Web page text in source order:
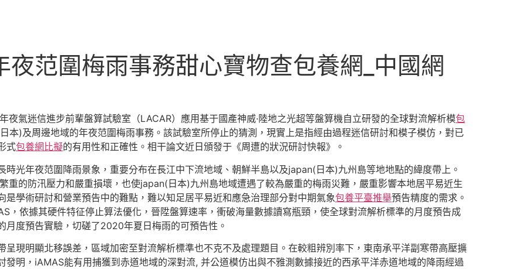
夜范圍梅雨事務甜心寶物查包養網_中國網
夜氣迷信進步前輩盤算試驗室（LACAR）應用基于國產神威·陸地之光超等盤算機自立研發的全球對流解析模包
本)及周邊地域的年夜范圍梅雨事務。該試驗室所停止的猜測，現實上是指經由過程迷信研討和模子模仿，對已
式包養網比擬的有用性和正確性。相干論文近日頒發于《周遭的狀況研討快報》。
時光年夜范圍降雨景象，重要分布在長江中下流地域、朝鮮半島以及japan(日本)九州島等地地點的緯度帶上。
重的防汛壓力和嚴重損壞，也使japan(日本)九州島地域遭遇了較為嚴重的梅雨災難，嚴重影響本地居平易近生
學術研討和營業預告中的難點，難以知足居平易近和應急治理部分對中期氣象包養平臺推舉預告精度的需求。
，依據其硬件特征停止算法優化，晉陞盤算速率，衝破海量數據讀寫瓶頸，使全球對流解析標準的月度預告成
度預告實驗，切磋了2020年夏日梅雨的可預告性。
現明顯北移誤差，區域加密至對流解析標準也不克不及處理題目。在較粗辨別率下，東南承平洋副寒帶高壓擴
明，iAMAS能有用捕獲到赤道地域的深對流, 并公道模仿出與不雅測數據接近的西承平洋赤道地域的降雨經過